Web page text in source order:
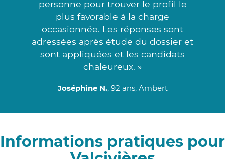
personne pour trouver le profil le
plus favorable à la charge
occasionnée. Les réponses sont
adressées après étude du dossier et
sont appliquées et les candidats
chaleureux. »
Joséphine N., 92 ans, Ambert
Informations pratiques pour